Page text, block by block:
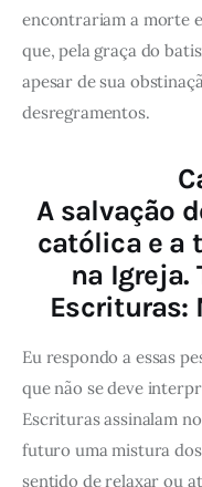
encontrariam a morte
que, pela graça do
apesar de sua
desregramentos.
A salvação
católica e a
na Igreja.
Escrituras:
Eu respondo a essas
que não se deve
Escrituras assinalam
futuro uma mistura
sentido de relaxar ou